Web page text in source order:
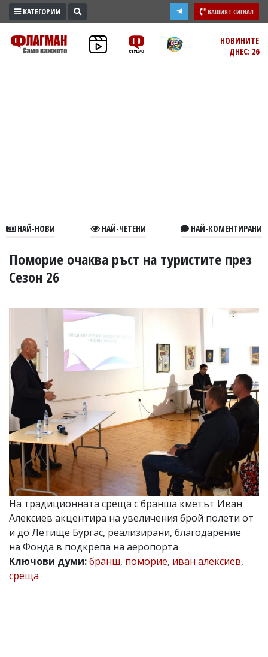
ПРОМО
ЗОНА
В
УКРАЙНА
РАЗСЛЕДВАНЕ
Управители:
Веселин
Василев,
email:
v.vasilev@flagman.bg
Катя
Касабова,
еmail: k.kassabova@flagman.bg
Главен
редактор:
Иван
Колев,
email:
office@flagman.bg
Коментарите
под
се
КАТЕГОРИИ ВАШИЯТ СИГНАЛ
НОВИНИТЕ
ДНЕС: 26
НАЙ-НОВИ НАЙ-ЧЕТЕНИ НАЙ-КОМЕНТИРАНИ
Поморие очаква ръст на туристите през
Сезон 26
На традиционната среща с бранша кметът Иван
Алексиев акцентира на увеличения брой полети от
и до Летище Бургас, реализирани, благодарение
на Фонда в подкрепа на аеропорта
Ключови думи:бранш, поморие, иван алексиев,
среща